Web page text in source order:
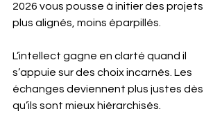
2026 vous pousse à initier des projets
plus alignés, moins éparpillés.
L’intellect gagne en clarté quand il
s’appuie sur des choix incarnés. Les
échanges deviennent plus justes dès
qu’ils sont mieux hiérarchisés.